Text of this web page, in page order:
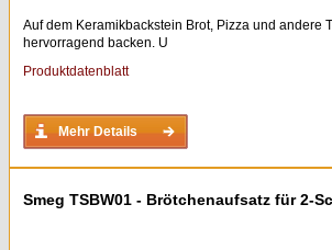
Auf dem Keramikbackstein Brot, Pizza und andere
hervorragend backen. U
Produktdatenblatt
Mehr Details
Smeg TSBW01 - Brötchenaufsatz für 2-